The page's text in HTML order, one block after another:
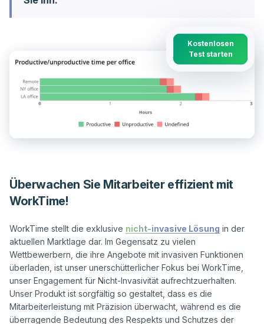
Kostenlosen
Test starten
Überwachen Sie Mitarbeiter effizient mit
WorkTime!
WorkTime stellt die exklusive nicht-invasive Lösung in der
aktuellen Marktlage dar. Im Gegensatz zu vielen
Wettbewerbern, die ihre Angebote mit invasiven Funktionen
überladen, ist unser unerschütterlicher Fokus bei WorkTime,
unser Engagement für Nicht-Invasivität aufrechtzuerhalten.
Unser Produkt ist sorgfältig so gestaltet, dass es die
Mitarbeiterleistung mit Präzision überwacht, während es die
überragende Bedeutung des Respekts und Schutzes der